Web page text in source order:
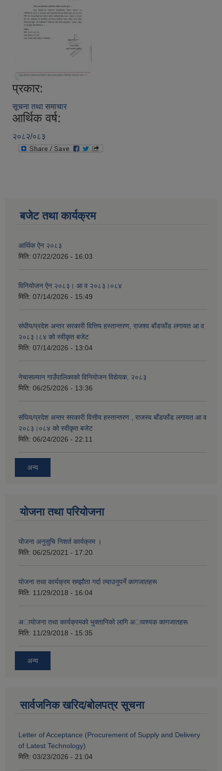
प्रकार:
सूचना तथा समाचार
आर्थिक वर्ष:
२०८२/०८३
बजेट तथा कार्यक्रम
आर्थिक ऐन २०८३
मिति: 07/22/2026 - 16:03
विनियोजन ऐन २०८३। आ व २०८३।०८४
मिति: 07/14/2026 - 15:49
संघीय/प्रदेश अन्तर सरकारी वित्तिय हस्तान्तरण, राजश्व बाँडफाँड लगायत आ व
२०८३।८४ को स्वीकृत बजेट
मिति: 07/14/2026 - 13:04
नेचासल्यान गाउँपालिकाको विनियोजन विद्येयक, २०८३
मिति: 06/25/2026 - 13:36
संघिय/प्रदेश अन्तर सरकारी वित्तीय हस्तान्तरण , राजस्व बाँडफाँड लगायत आ व
२०८३।०८४ को स्वीकृत बजेट
मिति: 06/24/2026 - 22:11
अन्य
योजना तथा परियोजना
योेजना अनुसुचि निशर्त कार्यक्रम ।
मिति: 06/25/2021 - 17:20
याेजना तथा कार्यक्रम सम्झाैता गर्दा ल्याउनुपर्ने कागजातहरू
मिति: 11/29/2018 - 16:04
अायाेजना तथा कार्यक्रमकाे भुक्तानिकाे लागि अावश्यक कागजातहरू
मिति: 11/29/2018 - 15:35
अन्य
सार्वजनिक खरिद/बोलपत्र सूचना
Letter of Acceptance (Procurement of Supply and Delivery
of Latest Technology)
मिति: 03/23/2026 - 21:04